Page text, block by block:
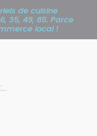
de cuisine
35, 49, 85. Parce
local !